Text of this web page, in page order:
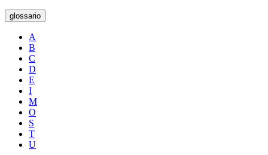
glossario
A
B
C
D
E
I
M
O
S
T
U